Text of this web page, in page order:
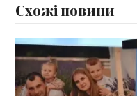
Схожі новини